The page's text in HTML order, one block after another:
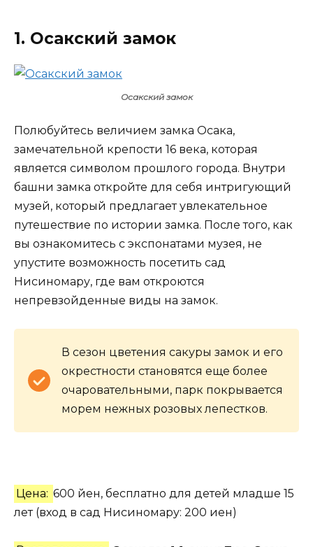
1. Осакский замок
Осакский замок
Полюбуйтесь величием замка Осака,
замечательной крепости 16 века, которая
является символом прошлого города. Внутри
башни замка откройте для себя интригующий
музей, который предлагает увлекательное
путешествие по истории замка. После того, как
вы ознакомитесь с экспонатами музея, не
упустите возможность посетить сад
Нисиномару, где вам откроются
непревзойденные виды на замок.
В сезон цветения сакуры замок и его
окрестности становятся еще более
очаровательными, парк покрывается
морем нежных розовых лепестков.
Цена: 600 йен, бесплатно для детей младше 15
лет (вход в сад Нисиномару: 200 иен)